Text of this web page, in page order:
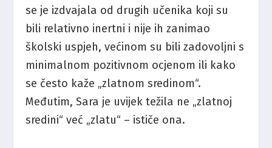
se je izdvajala od drugih učenika koji su
bili relativno inertni i nije ih zanimao
školski uspjeh, većinom su bili zadovoljni s
minimalnom pozitivnom ocjenom ili kako
se često kaže „zlatnom sredinom“.
Međutim, Sara je uvijek težila ne „zlatnoj
sredini“ već „zlatu“ – ističe ona.